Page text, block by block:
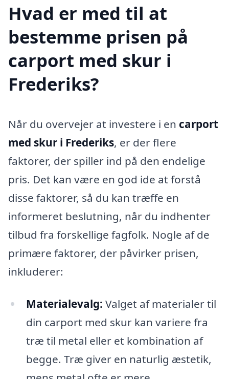
Hvad er med til at
bestemme prisen på
carport med skur i
Frederiks?
Når du overvejer at investere i en carport
med skur i Frederiks, er der flere
faktorer, der spiller ind på den endelige
pris. Det kan være en god ide at forstå
disse faktorer, så du kan træffe en
informeret beslutning, når du indhenter
tilbud fra forskellige fagfolk. Nogle af de
primære faktorer, der påvirker prisen,
inkluderer:
Materialevalg: Valget af materialer til
din carport med skur kan variere fra
træ til metal eller et kombination af
begge. Træ giver en naturlig æstetik,